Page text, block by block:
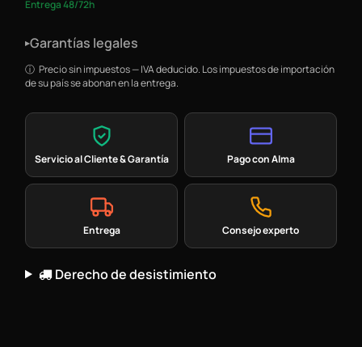
Entrega 48/72h
▸Garantías legales
Precio sin impuestos — IVA deducido. Los impuestos de importación
de su país se abonan en la entrega.
Servicio al Cliente & Garantía Pago con Alma
Entrega Consejo experto
Derecho de desistimiento